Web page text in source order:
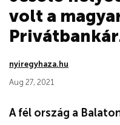
volt a
nyiregyhaza.hu
Aug 27, 2021
A fél ország a